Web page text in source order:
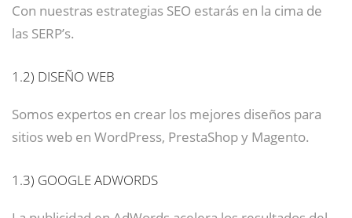
Con nuestras estrategias SEO estarás en la cima de
las SERP’s.
1.2) DISEÑO WEB
Somos expertos en crear los mejores diseños para
sitios web en WordPress, PrestaShop y Magento.
1.3) GOOGLE ADWORDS